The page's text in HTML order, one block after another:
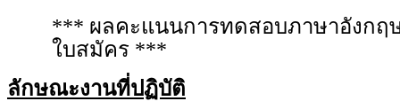
*** ผลคะแนนการทดสอบภาษาอังกฤ
ใบสมัคร ***
ลักษณะงานที่ปฏิบัติ